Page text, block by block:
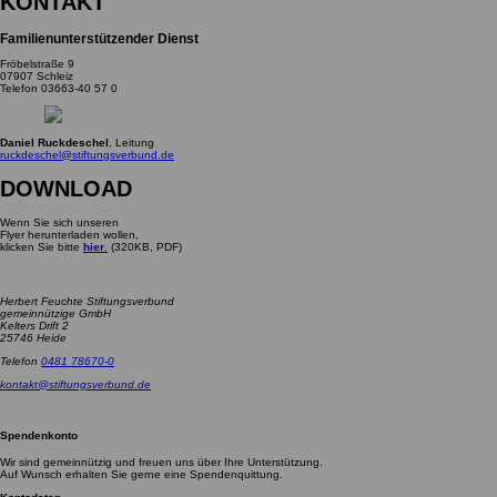
Familienunterstützender Dienst
Fröbelstraße 9
07907 Schleiz
Telefon 03663-40 57 0
Daniel Ruckdeschel, Leitung
ruckdeschel
_at_
stiftungsverbund.de
DOWNLOAD
Wenn Sie sich unseren
Flyer herunterladen wollen,
klicken Sie bitte hier (320KB, PDF)
Herbert Feuchte Stiftungsverbund
gemeinnützige GmbH
Kelters Drift 2
25746 Heide
Telefon 0481 78670-0
kontakt
_at_
stiftungsverbund.de
Spendenkonto
Wir sind gemeinnützig und freuen uns über Ihre Unterstützung.
Auf Wunsch erhalten Sie gerne eine Spendenquittung.